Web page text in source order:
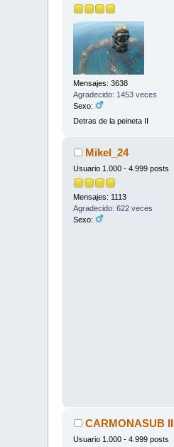
Mensajes: 3638
Agradecido: 1453 veces
Sexo:
Detras de la peineta II
Mikel_24
Usuario 1.000 - 4.999 posts
Mensajes: 1113
Agradecido: 622 veces
Sexo:
CARMONASUB II
Usuario 1.000 - 4.999 posts